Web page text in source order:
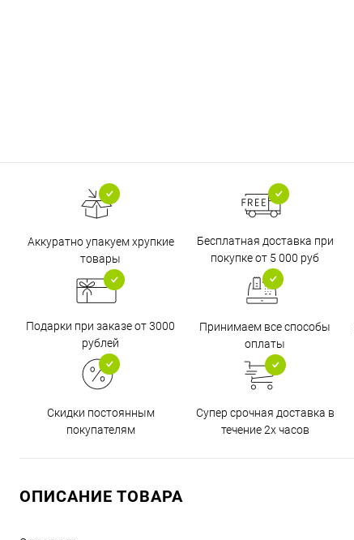
Аккуратно упакуем хрупкие
товары
Бесплатная доставка при
покупке от 5 000 руб
Подарки при заказе от 3000
рублей
Принимаем все способы
оплаты
Скидки постоянным
покупателям
Супер срочная доставка в
течение 2х часов
ОПИСАНИЕ ТОВАРА